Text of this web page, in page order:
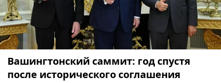
Вашингтонский саммит: год спустя
после исторического соглашения